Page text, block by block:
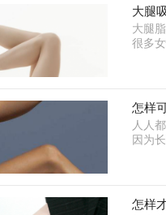
大腿
大腿
很多
怎样
人人
因为
怎样